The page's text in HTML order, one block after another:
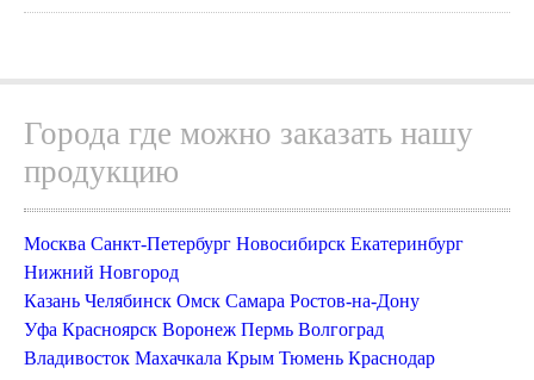
Города где можно заказать нашу
продукцию
Москва Санкт-Петербург Новосибирск Екатеринбург
Нижний Новгород
Казань Челябинск Омск Самара Ростов-на-Дону
Уфа Красноярск Воронеж Пермь Волгоград
Владивосток Махачкала Крым Тюмень Краснодар